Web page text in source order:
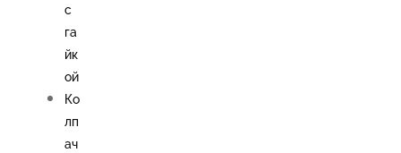
с
га
йк
ой
Ко
лп
ач